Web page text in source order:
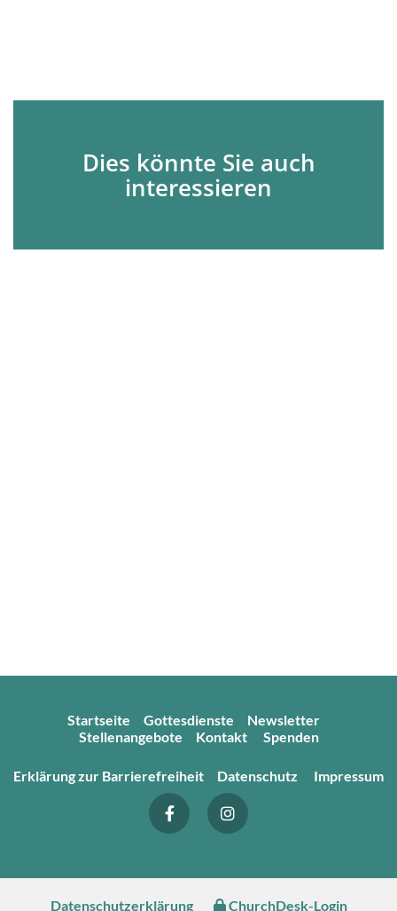
Dies könnte Sie auch
interessieren
Startseite Gottesdienste
Newsletter
Stellenangebote
Kontakt Spenden
Erklärung zur Barrierefreiheit Datenschutz Impressum
Datenschutzerklärung ChurchDesk-Login